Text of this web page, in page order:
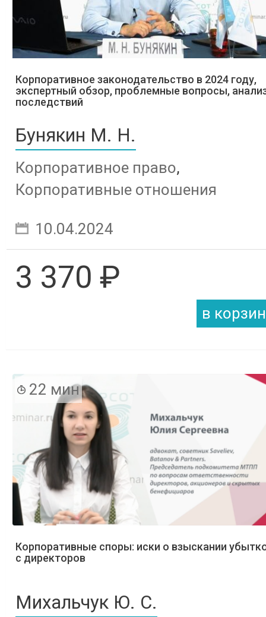
Корпоративное законодательство в 2024 году,
экспертный обзор, проблемные вопросы,
последствий
Бунякин М. Н.
Корпоративное право,
Корпоративные отношения
10.04.2024
3 370 ₽
22 мин
Корпоративные споры: иски о взыскании
с директоров
Михальчук Ю. С.